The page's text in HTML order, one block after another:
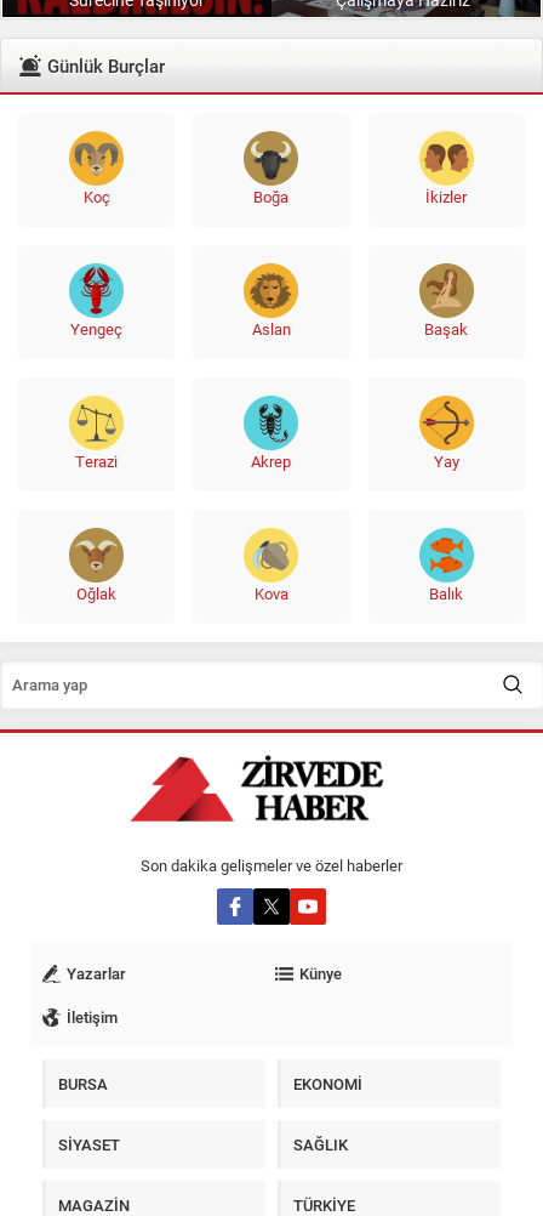
Günlük Burçlar
Koç Boğa İkizler
Yengeç Aslan Başak
Terazi Akrep Yay
Oğlak Kova Balık
Son dakika gelişmeler ve özel haberler
Yazarlar
Künye
İletişim
BURSA EKONOMİ
SİYASET SAĞLIK
MAGAZİN TÜRKİYE